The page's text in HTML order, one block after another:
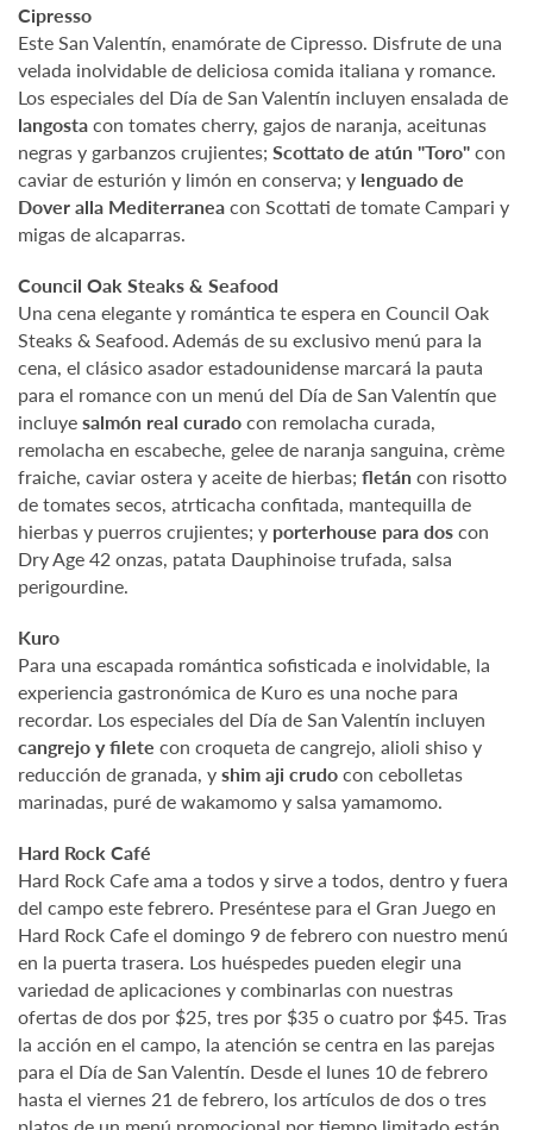
Cipresso
Este San Valentín, enamórate de Cipresso. Disfrute de una
velada inolvidable de deliciosa comida italiana y romance.
Los especiales del Día de San Valentín incluyen ensalada de
langostacon tomates cherry, gajos de naranja, aceitunas
negras y garbanzos crujientes; Scottato de atún "Toro"con
caviar de esturión y limón en conserva; y lenguado de
Dover alla Mediterraneacon Scottati de tomate Campari y
migas de alcaparras.
Council Oak Steaks & Seafood
Una cena elegante y romántica te espera en Council Oak
Steaks & Seafood. Además de su exclusivo menú para la
cena, el clásico asador estadounidense marcará la pauta
para el romance con un menú del Día de San Valentín que
incluyesalmón real curadocon remolacha curada,
remolacha en escabeche, gelee de naranja sanguina, crème
fraiche, caviar ostera y aceite de hierbas; fletán con risotto
de tomates secos, atrticacha confitada, mantequilla de
hierbas y puerros crujientes; y porterhouse para doscon
Dry Age 42 onzas, patata Dauphinoise trufada, salsa
perigourdine.
Kuro
Para una escapada romántica sofisticada e inolvidable, la
experiencia gastronómica de Kuro es una noche para
recordar. Los especiales del Día de San Valentín incluyen
cangrejo y filete con croqueta de cangrejo, alioli shiso y
reducción de granada, yshim aji crudocon cebolletas
marinadas, puré de wakamomo y salsa yamamomo.
Hard Rock Café
Hard Rock Cafe ama a todos y sirve a todos, dentro y fuera
del campo este febrero. Preséntese para el Gran Juego en
Hard Rock Cafe el domingo 9 de febrero con nuestro menú
en la puerta trasera. Los huéspedes pueden elegir una
variedad de aplicaciones y combinarlas con nuestras
ofertas de dos por $25, tres por $35 o cuatro por $45. Tras
la acción en el campo, la atención se centra en las parejas
para el Día de San Valentín. Desde el lunes 10 de febrero
hasta el viernes 21 de febrero, los artículos de dos o tres